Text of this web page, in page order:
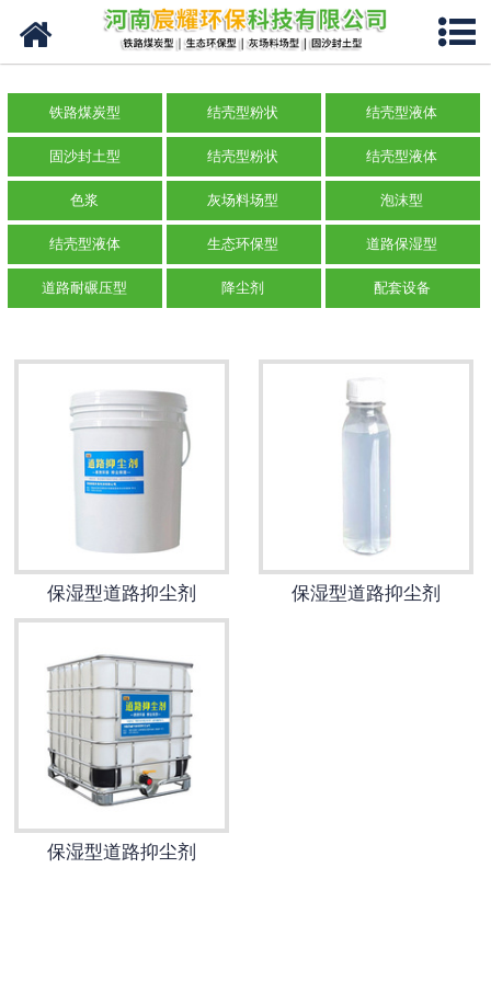
网站首页
产品分类
新闻中心
现场视频
资质荣誉
联系我们
铁路煤炭型 结壳型粉状 结壳型液体
固沙封土型 结壳型粉状 结壳型液体
色浆 灰场料场型 泡沫型
结壳型液体 生态环保型 道路保湿型
道路耐碾压型 降尘剂 配套设备
保湿型道路抑尘剂 保湿型道路抑尘剂
保湿型道路抑尘剂